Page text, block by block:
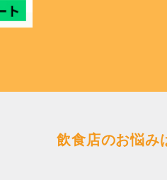
飲食店のお悩み